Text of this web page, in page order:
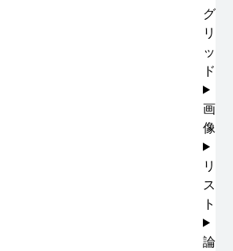
グ
リ
ッ
ド
画
像
リ
ス
ト
論